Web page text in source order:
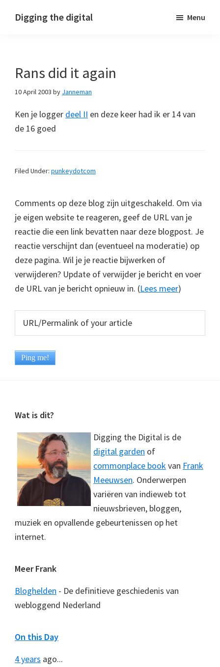
Digging the digital Menu
Rans did it again
10 April 2003 by Janneman
Ken je logger deel II en deze keer had ik er 14 van
de 16 goed
Filed Under: punkeydotcom
Comments op deze blog zijn uitgeschakeld. Om via
je eigen website te reageren, geef de URL van je
reactie die een link bevatten naar deze blogpost. Je
reactie verschijnt dan (eventueel na moderatie) op
deze pagina. Wil je je reactie bijwerken of
verwijderen? Update of verwijder je bericht en voer
de URL van je bericht opnieuw in. (Lees meer)
Footer
Wat is dit?
Digging the Digital is de
digital garden of
commonplace bookvan Frank
Meeuwsen. Onderwerpen
variëren van indieweb tot
nieuwsbrieven, bloggen,
muziek en opvallende gebeurtenissen op het
internet.
Meer Frank
Bloghelden - De definitieve geschiedenis van
webloggend Nederland
On this Day
4 years ago...